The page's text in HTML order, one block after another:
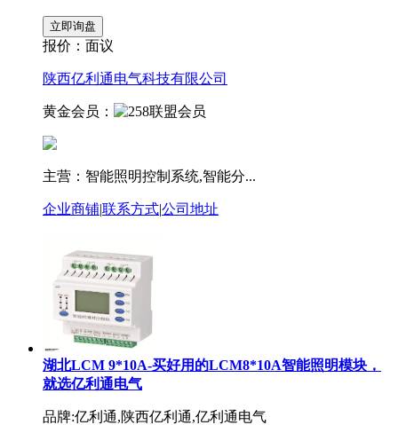
报价： 面议
陕西亿利通电气科技有限公司
黄金会员：
主营：智能照明控制系统,智能分...
企业商铺|联系方式|公司地址
湖北LCM 9*10A-买好用的LCM8*10A智能照明模块，
就选亿利通电气
品牌:亿利通,陕西亿利通,亿利通电气